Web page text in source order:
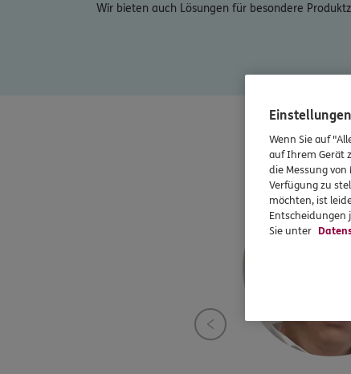
Wir bieten auch Lösungen für besondere
Wenn Sie auf
auf Ihrem Gerät
die Messung
Verfügung zu
möchten, ist
Entscheidungen
Sie unter